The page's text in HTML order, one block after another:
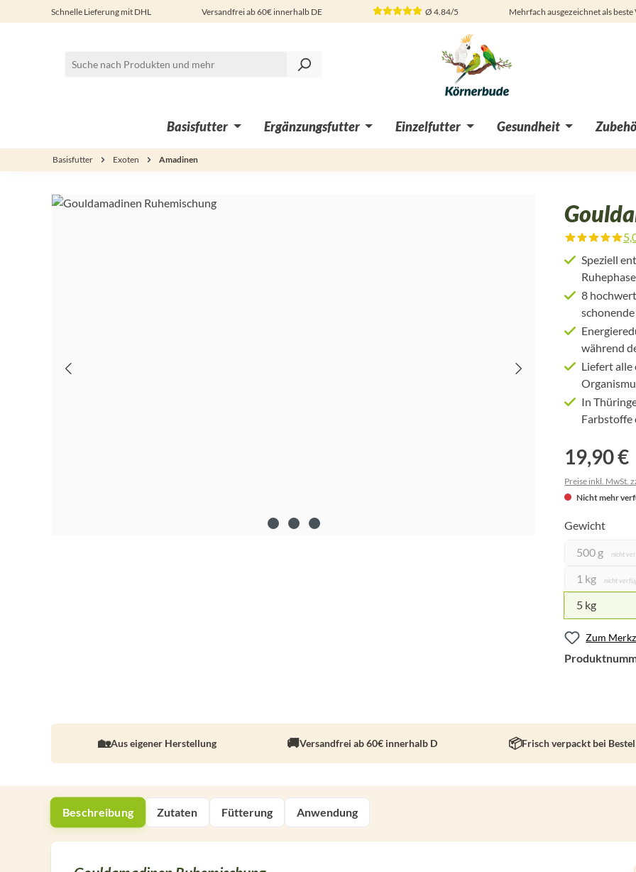
Hauptinhalt springen
Zur Suche springen
Zur Hauptnavigation springen
Schnelle Lieferung mit DHL Versandfrei ab 60€ innerhalb DE Ø 4.84/5 Mehrfach ausgezeichnet als
Basisfutter Ergänzungsfutter Einzelfutter Gesundheit
Basisfutter Exoten Amadinen
Bildergalerie überspringen
Durchschnittliche Bewertung
Speziell
8
während
Liefert alle
In
Farbstoffe
19,90 €
Preise inkl. MwSt.
Nicht mehr
Gewicht
500 g
nicht
1 kg nicht
5 kg
Zum
Aus eigener Herstellung Versandfrei ab 60€ innerhalb D Frisch verpackt bei
Beschreibung Zutaten Fütterung Anwendung